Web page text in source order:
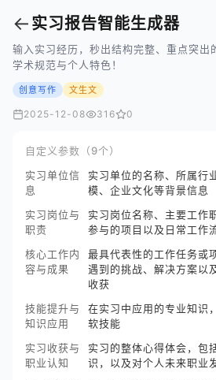
← 实习报告智能生成器
输入实习经历，秒出结构完整、重点突出
学术规范与个人特色！
创意写作 文生文
2025-12-08 316 0
自定义参数（9个）
实习单位信
息
实习单位的名称、所属行
模、企业文化等背景信息
实习岗位与
职责
实习岗位名称、主要工作
参与的项目以及日常工作
核心工作内
容与成果
最具代表性的工作任务或
遇到的挑战、解决方案以
收获
技能提升与
知识应用
在实习中应用的专业知识
软技能
实习收获与
职业认知
实习的整体心得体会，包
识，以及对个人未来职业